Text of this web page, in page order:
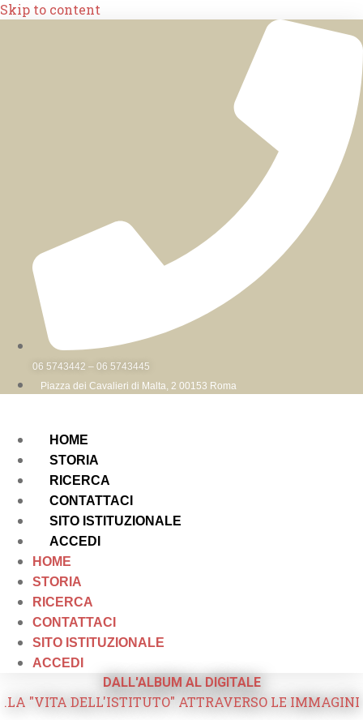
Skip to content
06 5743442 – 06 5743445
Piazza dei Cavalieri di Malta, 2 00153 Roma
HOME
STORIA
RICERCA
CONTATTACI
SITO ISTITUZIONALE
ACCEDI
HOME
STORIA
RICERCA
CONTATTACI
SITO ISTITUZIONALE
ACCEDI
DALL'ALBUM AL DIGITALE
.LA "VITA DELL'ISTITUTO" ATTRAVERSO LE IMMAGINI